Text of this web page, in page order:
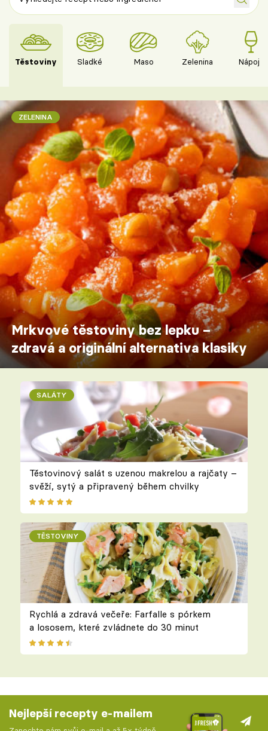
Těstoviny Sladké Maso Zelenina Nápoje
ZELENINA
Mrkvové těstoviny bez lepku –
zdravá a originální alternativa klasiky
SALÁTY
Těstovinový salát s uzenou makrelou a rajčaty –
svěží, sytý a připravený během chvilky
TĚSTOVINY
Rychlá a zdravá večeře: Farfalle s pórkem
a lososem, které zvládnete do 30 minut
Nejlepší recepty e-mailem